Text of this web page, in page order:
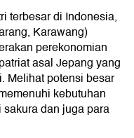
terbesar di Indonesia,
Karawang)
perekonomian
asal Jepang yang
Melihat potensi besar
kebutuhan
dan juga para